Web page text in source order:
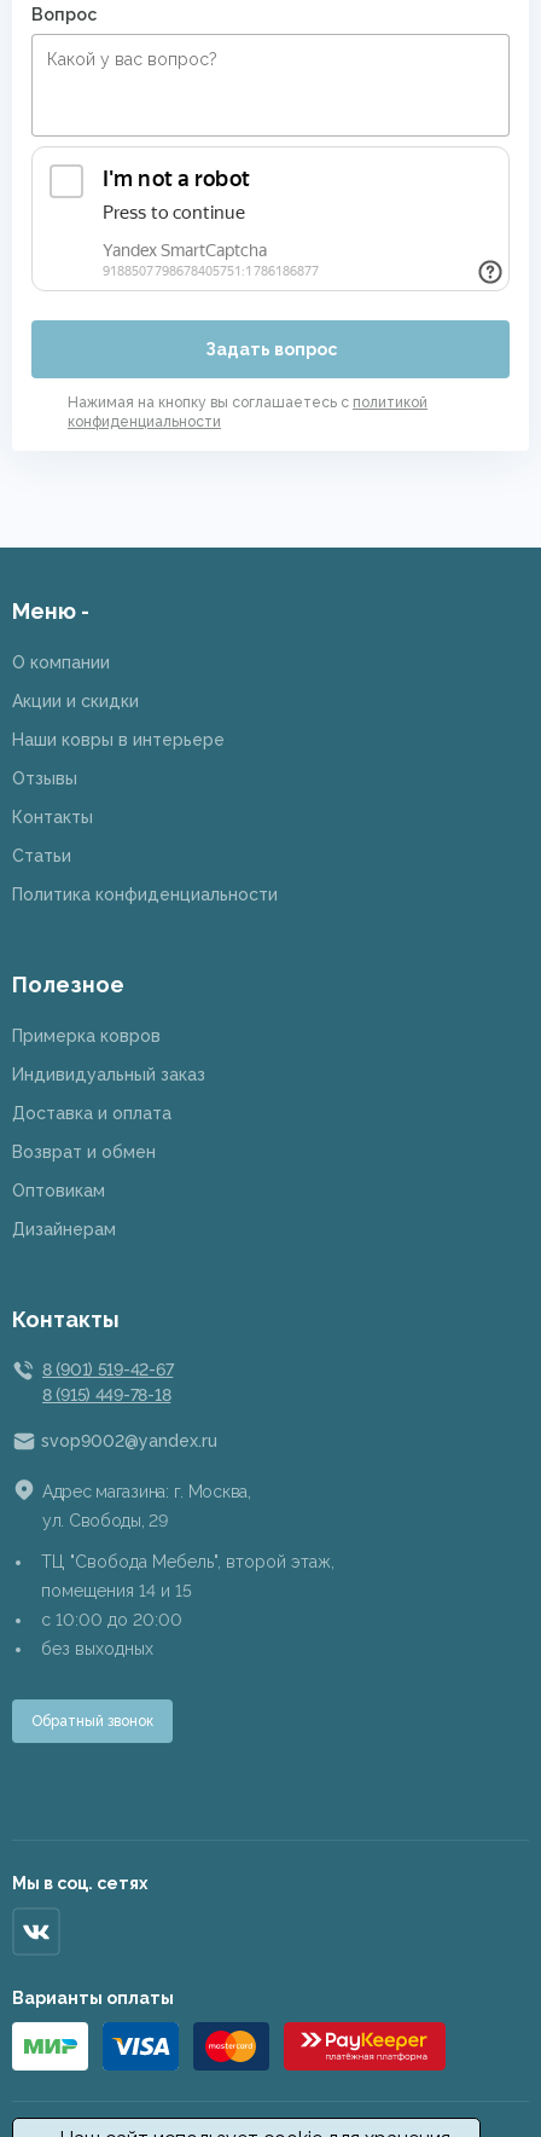
Вопрос
Задать вопрос
Нажимая на кнопку вы соглашаетесь с политикой
конфиденциальности
Меню -
О компании
Акции и скидки
Наши ковры в интерьере
Отзывы
Контакты
Статьи
Политика конфиденциальности
Полезное
Примерка ковров
Индивидуальный заказ
Доставка и оплата
Возврат и обмен
Оптовикам
Дизайнерам
Контакты
8 (901) 519-42-67
8 (915) 449-78-18
svop9002@yandex.ru
Адрес магазина: г. Москва,
ул. Свободы, 29
ТЦ "Свобода Мебель", второй этаж,
помещения 14 и 15
c 10:00 до 20:00
без выходных
Обратный звонок
Мы в соц. сетях
Варианты оплаты